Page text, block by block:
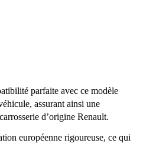
parfaite avec ce modèle
assurant ainsi une
d’origine Renault.
européenne rigoureuse, ce qui